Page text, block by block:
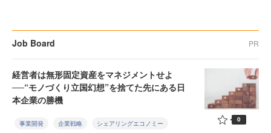
Job Board PR
経営者は無形固定資産をマネジメントせよ
──“モノづくり立国幻想”を捨てた先にある日
本企業の勝機
事業開発 企業戦略 シェアリングエコノミー 0